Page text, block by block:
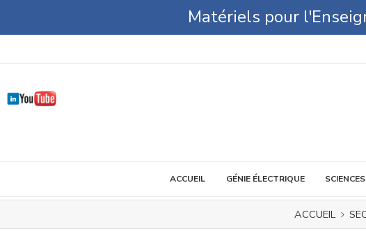
Matériels pour
ACCUEIL GÉNIE ÉLECTRIQUE
ACCUEIL